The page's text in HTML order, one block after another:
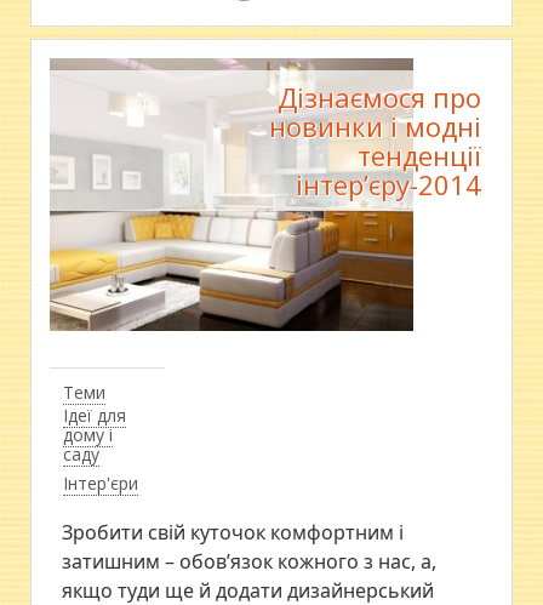
Теми
Ідеї для
дому і
саду
Інтер'єри
Дізнаємося про
новинки і модні
тенденції
інтер’єру-2014
Зробити свій куточок комфортним і
затишним – обов’язок кожного з нас, а,
якщо туди ще й додати дизайнерський